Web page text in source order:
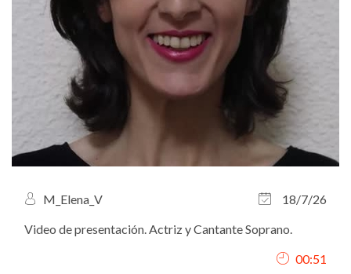
M_Elena_V
18/7/26
Video de presentación. Actriz y Cantante Soprano.
00:51